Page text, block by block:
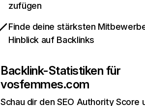
zufügen
Finde deine stärksten
Hinblick auf Backlinks
Backlink-Statistiken für
vosfemmes.com
Schau dir den SEO Authority Score